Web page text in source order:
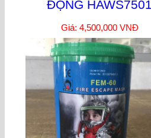
ĐỘNG HAWS7501
Giá: 4,500,000 VNĐ